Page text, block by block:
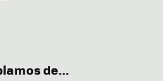
de...